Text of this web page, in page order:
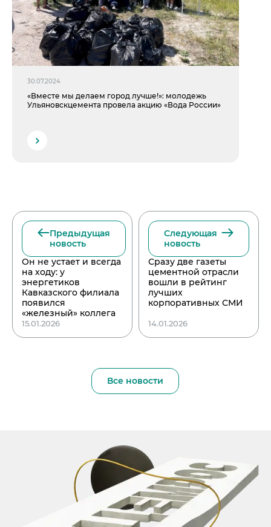
30.07.2024
«Вместе мы делаем город лучше!»: молодежь
Ульяновскцемента провела акцию «Вода России»
Предыдущая
новость
Он не устает и всегда
на ходу: у
энергетиков
Кавказского филиала
появился
«железный» коллега
15.01.2026
Следующая
новость
Сразу две газеты
цементной отрасли
вошли в рейтинг
лучших
корпоративных СМИ
14.01.2026
Все новости